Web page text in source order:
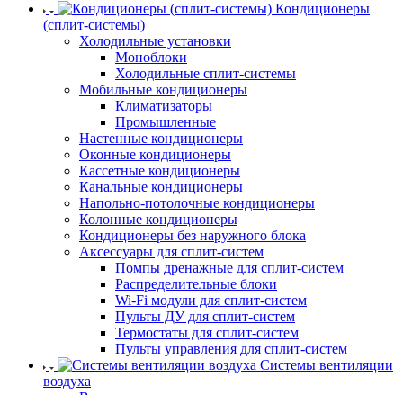
Кондиционеры
(сплит-системы)
Холодильные установки
Моноблоки
Холодильные сплит-системы
Мобильные кондиционеры
Климатизаторы
Промышленные
Настенные кондиционеры
Оконные кондиционеры
Кассетные кондиционеры
Канальные кондиционеры
Напольно-потолочные кондиционеры
Колонные кондиционеры
Кондиционеры без наружного блока
Аксессуары для сплит-систем
Помпы дренажные для сплит-систем
Распределительные блоки
Wi-Fi модули для сплит-систем
Пульты ДУ для сплит-систем
Термостаты для сплит-систем
Пульты управления для сплит-систем
Системы вентиляции
воздуха